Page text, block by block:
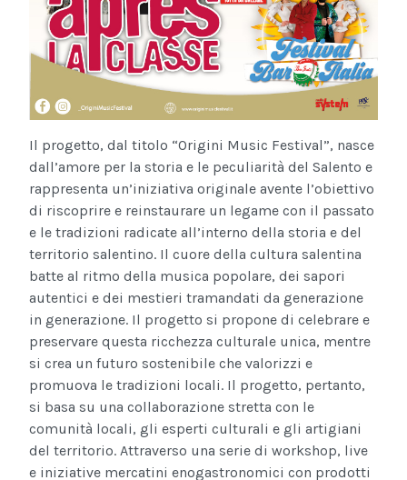
Il progetto, dal titolo “Origini Music Festival”, nasce
dall’amore per la storia e le peculiarità del Salento e
rappresenta un’iniziativa originale avente l’obiettivo
di riscoprire e reinstaurare un legame con il passato
e le tradizioni radicate all’interno della storia e del
territorio salentino. Il cuore della cultura salentina
batte al ritmo della musica popolare, dei sapori
autentici e dei mestieri tramandati da generazione
in generazione. Il progetto si propone di celebrare e
preservare questa ricchezza culturale unica, mentre
si crea un futuro sostenibile che valorizzi e
promuova le tradizioni locali. Il progetto, pertanto,
si basa su una collaborazione stretta con le
comunità locali, gli esperti culturali e gli artigiani
del territorio. Attraverso una serie di workshop, live
e iniziative mercatini enogastronomici con prodotti